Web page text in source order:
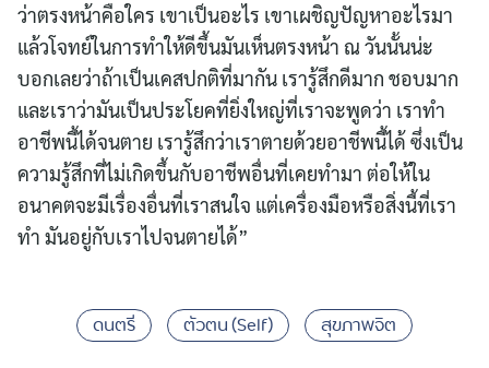
ว่าตรงหน้าคือใคร เขาเป็นอะไร เขาเผชิญปัญหาอะไรมา
แล้วโจทย์ในการทำให้ดีขึ้นมันเห็นตรงหน้า ณ วันนั้นน่ะ
บอกเลยว่าถ้าเป็นเคสปกติที่มากัน เรารู้สึกดีมาก ชอบมาก
และเราว่ามันเป็นประโยคที่ยิ่งใหญ่ที่เราจะพูดว่า เราทำ
อาชีพนี้ได้จนตาย เรารู้สึกว่าเราตายด้วยอาชีพนี้ได้ ซึ่งเป็น
ความรู้สึกที่ไม่เกิดขึ้นกับอาชีพอื่นที่เคยทำมา ต่อให้ใน
อนาคตจะมีเรื่องอื่นที่เราสนใจ แต่เครื่องมือหรือสิ่งนี้ที่เรา
ทำ มันอยู่กับเราไปจนตายได้”
ดนตรี ตัวตน (Self) สุขภาพจิต